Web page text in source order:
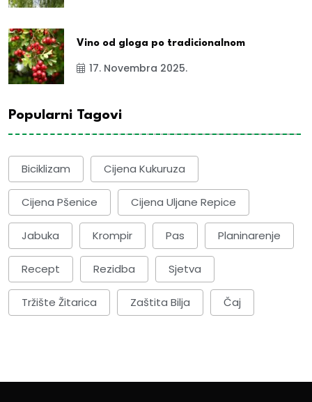
Vino od gloga po tradicionalnom
17. Novembra 2025.
Popularni Tagovi
Biciklizam Cijena Kukuruza
Cijena Pšenice Cijena Uljane Repice
Jabuka Krompir Pas Planinarenje
Recept Rezidba Sjetva
Tržište Žitarica Zaštita Bilja Čaj